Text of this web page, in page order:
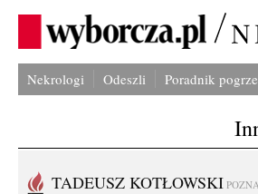
Nekrologi Odeszli Poradnik
TADEUSZ KOTŁOWSKI